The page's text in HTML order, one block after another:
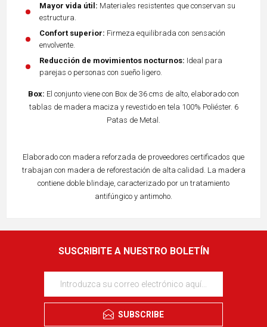
Mayor vida útil: Materiales resistentes que conservan su
estructura.
Confort superior: Firmeza equilibrada con sensación
envolvente.
Reducción de movimientos nocturnos: Ideal para
parejas o personas con sueño ligero.
Box: El conjunto viene con Box de 36 cms de alto, elaborado con
tablas de madera maciza y revestido en tela 100% Poliéster. 6
Patas de Metal.
Elaborado con madera reforzada de proveedores certificados que
trabajan con madera de reforestación de alta calidad. La madera
contiene doble blindaje, caracterizado por un tratamiento
antifúngico y antimoho.
SUSCRIBITE A NUESTRO BOLETÍN
SUBSCRIBE